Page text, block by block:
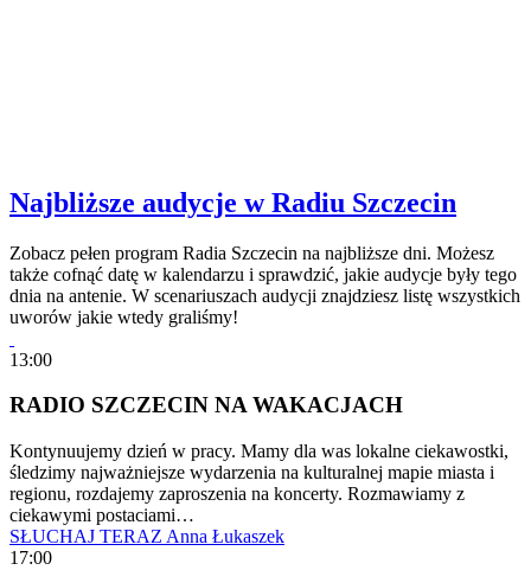
Najbliższe audycje w Radiu Szczecin
Zobacz pełen program Radia Szczecin na najbliższe dni. Możesz
także cofnąć datę w kalendarzu i sprawdzić, jakie audycje były tego
dnia na antenie. W scenariuszach audycji znajdziesz listę wszystkich
uworów jakie wtedy graliśmy!
13:00
RADIO SZCZECIN NA WAKACJACH
Kontynuujemy dzień w pracy. Mamy dla was lokalne ciekawostki,
śledzimy najważniejsze wydarzenia na kulturalnej mapie miasta i
regionu, rozdajemy zaproszenia na koncerty. Rozmawiamy z
ciekawymi postaciami…
SŁUCHAJ TERAZ Anna Łukaszek
17:00